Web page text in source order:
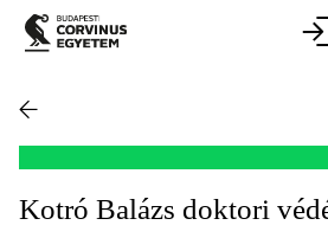
Kotró Balázs doktori